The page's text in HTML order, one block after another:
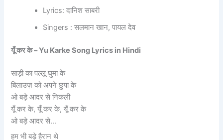
Lyrics: दानिश साबरी
Singers : सलमान खान, पायल देव
यूँ कर के – Yu Karke Song Lyrics in Hindi
साड़ी का पल्लू घुमा के
बिलाउज़ को अपने छुपा के
ओ बड़े आदर से निकली
यूँ कर के, यूँ कर के, यूँ कर के
ओ बड़े आदर से…
हम भी बड़े हैरान थे